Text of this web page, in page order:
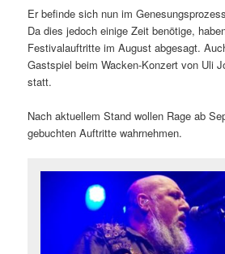
Er befinde sich nun im
Da dies jedoch einige Zeit benötige,
Festivalauftritte im August abgesagt.
Gastspiel beim Wacken-Konzert von Uli
statt.
Nach aktuellem Stand wollen Rage ab
gebuchten Auftritte wahrnehmen.